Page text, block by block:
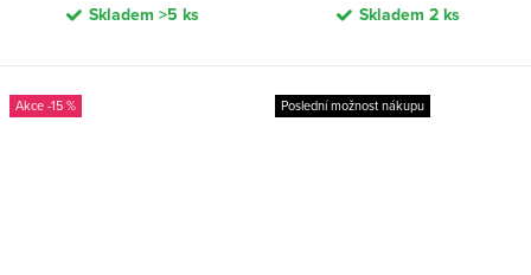
Skladem >5 ks Skladem 2 ks
-15 % Poslední možnost nákupu